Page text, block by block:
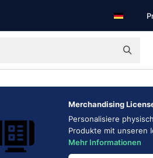
Merchandising
Personalisiere
Produkte mit unseren
Mehr Informationen